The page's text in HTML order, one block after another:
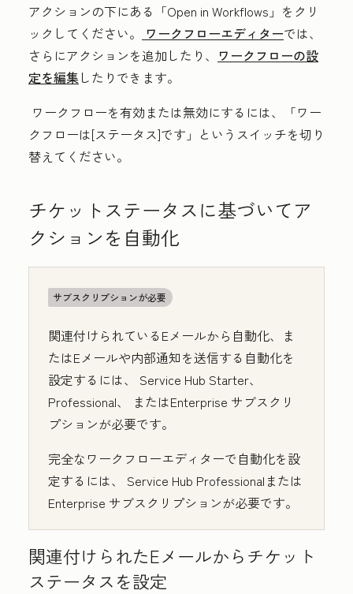
アクションの下にある「Open in Workflows 」をクリ
ックしてください。
ワークフローエディターでは、
さらにアクションを追加したり、 ワークフローの設
定を編集したりできます。
ワークフローを有効または無効にするには、「ワー
クフローは[ステータス]です 」というスイッチを切り
替えてください。
チケットステータスに基づいてア
クションを自動化
サブスクリプションが必要
関連付けられているEメールから自動化、ま
たはEメールや内部通知を送信する自動化を
設定するには、 Service Hub Starter、
Professional、 またはEnterprise サブスクリ
プションが必要です。
完全なワークフローエディターで自動化を設
定するには、 Service Hub Professional または
Enterprise サブスクリプションが必要です。
関連付けられたEメールからチケット
ステータスを設定